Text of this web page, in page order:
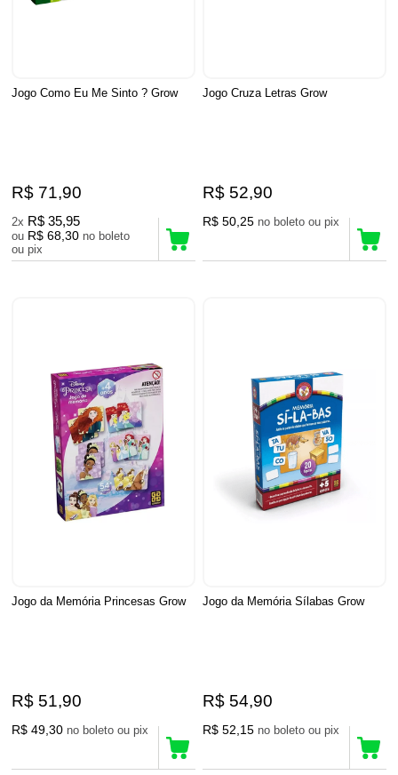
Jogo Como Eu Me Sinto ? Grow
R$ 71,90
2x R$ 35,95
ou R$ 68,30 no boleto
ou pix
Jogo Cruza Letras Grow
R$ 52,90
R$ 50,25 no boleto ou pix
Jogo da Memória Princesas Grow
R$ 51,90
R$ 49,30 no boleto ou pix
Jogo da Memória Sílabas Grow
R$ 54,90
R$ 52,15 no boleto ou pix